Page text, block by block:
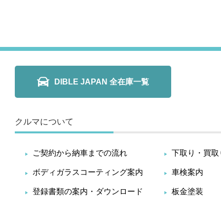
DIBLE JAPAN 全在庫一覧
クルマについて
ご契約から納車までの流れ 下取り・買
ボディガラスコーティング案内 車検案内
登録書類の案内・ダウンロード 板金塗装